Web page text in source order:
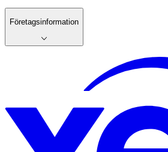
Företagsinformation